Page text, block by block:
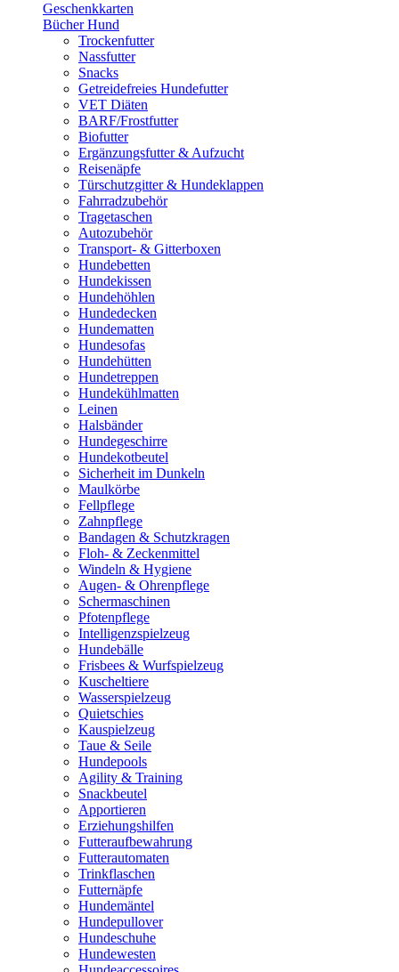
Geschenkkarten
Bücher Hund
Trockenfutter
Nassfutter
Snacks
Getreidefreies Hundefutter
VET Diäten
BARF/Frostfutter
Biofutter
Ergänzungsfutter & Aufzucht
Reisenäpfe
Türschutzgitter & Hundeklappen
Fahrradzubehör
Tragetaschen
Autozubehör
Transport- & Gitterboxen
Hundebetten
Hundekissen
Hundehöhlen
Hundedecken
Hundematten
Hundesofas
Hundehütten
Hundetreppen
Hundekühlmatten
Leinen
Halsbänder
Hundegeschirre
Hundekotbeutel
Sicherheit im Dunkeln
Maulkörbe
Fellpflege
Zahnpflege
Bandagen & Schutzkragen
Floh- & Zeckenmittel
Windeln & Hygiene
Augen- & Ohrenpflege
Schermaschinen
Pfotenpflege
Intelligenzspielzeug
Hundebälle
Frisbees & Wurfspielzeug
Kuscheltiere
Wasserspielzeug
Quietschies
Kauspielzeug
Taue & Seile
Hundepools
Agility & Training
Snackbeutel
Apportieren
Erziehungshilfen
Futteraufbewahrung
Futterautomaten
Trinkflaschen
Futternäpfe
Hundemäntel
Hundepullover
Hundeschuhe
Hundewesten